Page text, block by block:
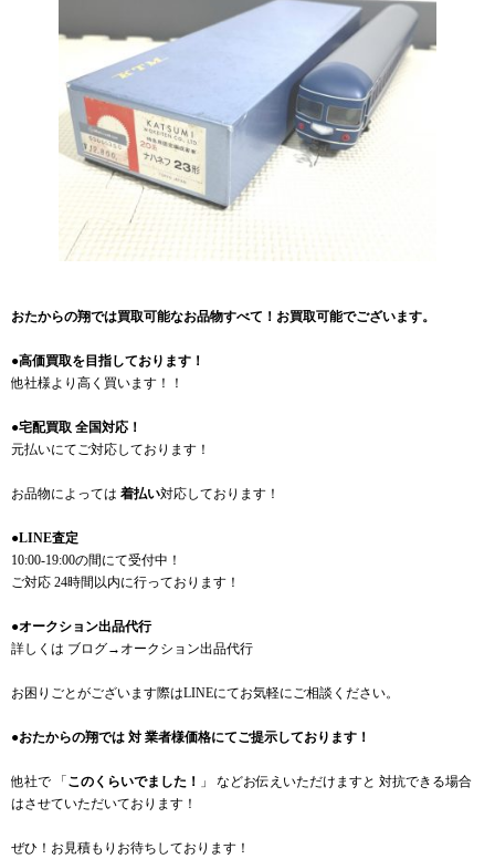
おたからの翔では買取可能なお品物すべて！お買取可能でございます。
●高価買取を目指しております！
他社様より高く買います！！
●宅配買取 全国対応！
元払いにてご対応しております！
お品物によっては 着払い対応しております！
●LINE査定
10:00-19:00の間にて受付中！
ご対応 24時間以内に行っております！
●オークション出品代行
詳しくは ブログ→オークション出品代行
お困りごとがございます際はLINEにてお気軽にご相談ください。
●おたからの翔では 対 業者様価格にてご提示しております！
他社で 「 このくらいでました！
」 などお伝えいただけますと 対抗できる場合
はさせていただいております！
ぜひ！お見積もりお待ちしております！